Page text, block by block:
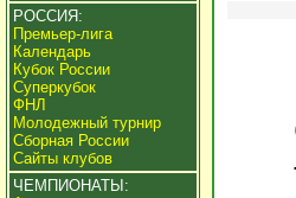
РОССИЯ:
Премьер-лига
Календарь
Кубок России
Суперкубок
ФНЛ
Молодежный турнир
Сборная России
Сайты клубов
ЧЕМПИОНАТЫ: